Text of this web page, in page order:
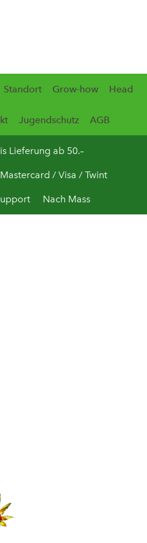
Standort Grow-how Head
Jugendschutz AGB
Lieferung ab 50.–
Mastercard / Visa / Twint
Nach Mass